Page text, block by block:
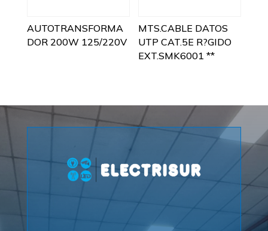
AUTOTRANSFORMA
DOR 200W 125/220V
MTS.CABLE DATOS
UTP CAT.5E R?GIDO
EXT.SMK6001 **